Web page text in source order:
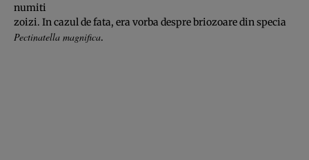
numiti
zoizi. In cazul de fata, era vorba despre briozoare din specia
Pectinatella magnifica.